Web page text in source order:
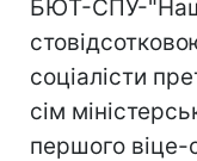
БЮТ-СПУ-
соціалісти
сім
першого віце-